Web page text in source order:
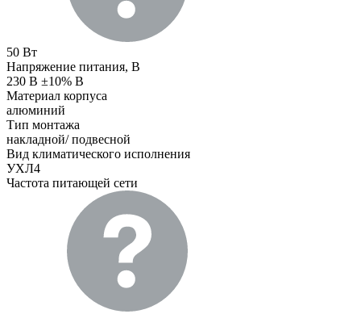
50 Вт
Напряжение питания, В
230 В ±10% В
Материал корпуса
алюминий
Тип монтажа
накладной/ подвесной
Вид климатического исполнения
УХЛ4
Частота питающей сети